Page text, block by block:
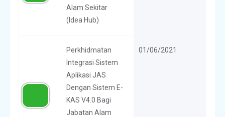
Alam Sekitar
(Idea Hub)
Perkhidmatan
Integrasi Sistem
Aplikasi JAS
Dengan Sistem E-
KAS V4.0 Bagi
Jabatan Alam
01/06/2021